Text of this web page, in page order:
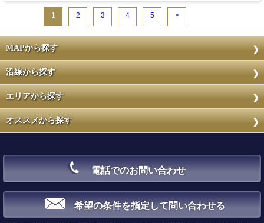
1 2 3 4 5 >
MAPから探す
沿線から探す
エリアから探す
オススメから探す
電話でのお問い合わせ
希望の条件を指定して問い合わせる